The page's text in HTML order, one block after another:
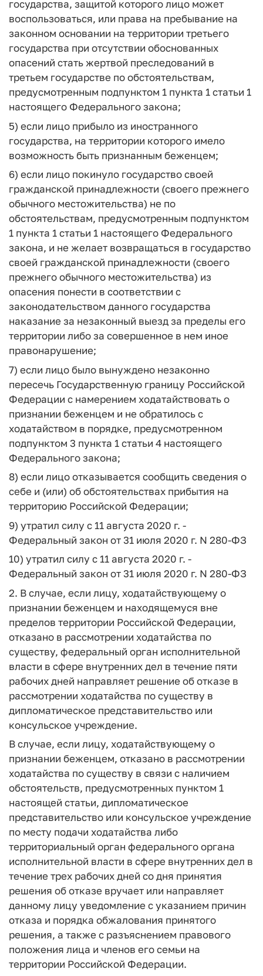
государства, защитой которого лицо может
воспользоваться, или права на пребывание на
законном основании на территории третьего
государства при отсутствии обоснованных
опасений стать жертвой преследований в
третьем государстве по обстоятельствам,
предусмотренным подпунктом 1 пункта 1 статьи 1
настоящего Федерального закона;
5) если лицо прибыло из иностранного
государства, на территории которого имело
возможность быть признанным беженцем;
6) если лицо покинуло государство своей
гражданской принадлежности (своего прежнего
обычного местожительства) не по
обстоятельствам, предусмотренным подпунктом
1 пункта 1 статьи 1 настоящего Федерального
закона, и не желает возвращаться в государство
своей гражданской принадлежности (своего
прежнего обычного местожительства) из
опасения понести в соответствии с
законодательством данного государства
наказание за незаконный выезд за пределы его
территории либо за совершенное в нем иное
правонарушение;
7) если лицо было вынуждено незаконно
пересечь Государственную границу Российской
Федерации с намерением ходатайствовать о
признании беженцем и не обратилось с
ходатайством в порядке, предусмотренном
подпунктом 3 пункта 1 статьи 4 настоящего
Федерального закона;
8) если лицо отказывается сообщить сведения о
себе и (или) об обстоятельствах прибытия на
территорию Российской Федерации;
9) утратил силу с 11 августа 2020 г. -
Федеральный закон от 31 июля 2020 г. N 280-ФЗ
10) утратил силу с 11 августа 2020 г. -
Федеральный закон от 31 июля 2020 г. N 280-ФЗ
2. В случае, если лицу, ходатайствующему о
признании беженцем и находящемуся вне
пределов территории Российской Федерации,
отказано в рассмотрении ходатайства по
существу, федеральный орган исполнительной
власти в сфере внутренних дел в течение пяти
рабочих дней направляет решение об отказе в
рассмотрении ходатайства по существу в
дипломатическое представительство или
консульское учреждение.
В случае, если лицу, ходатайствующему о
признании беженцем, отказано в рассмотрении
ходатайства по существу в связи с наличием
обстоятельств, предусмотренных пунктом 1
настоящей статьи, дипломатическое
представительство или консульское учреждение
по месту подачи ходатайства либо
территориальный орган федерального органа
исполнительной власти в сфере внутренних дел в
течение трех рабочих дней со дня принятия
решения об отказе вручает или направляет
данному лицу уведомление с указанием причин
отказа и порядка обжалования принятого
решения, а также с разъяснением правового
положения лица и членов его семьи на
территории Российской Федерации.